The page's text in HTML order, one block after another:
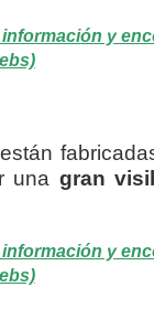
y
una gran
y